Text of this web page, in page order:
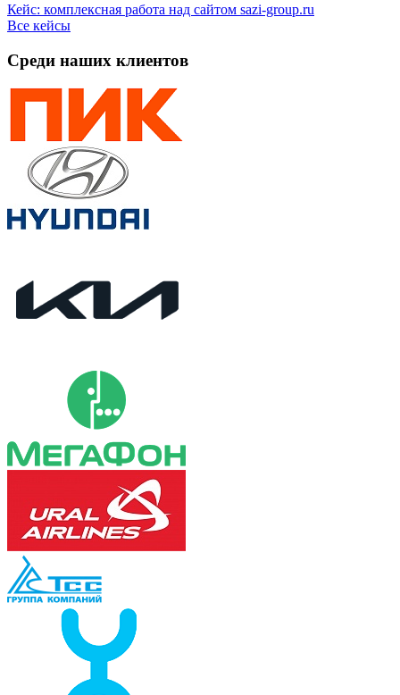
Кейс: комплексная работа над сайтом sazi-group.ru
Все кейсы
Среди наших клиентов